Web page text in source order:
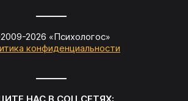
2026 «Психологос»
конфиденциальности